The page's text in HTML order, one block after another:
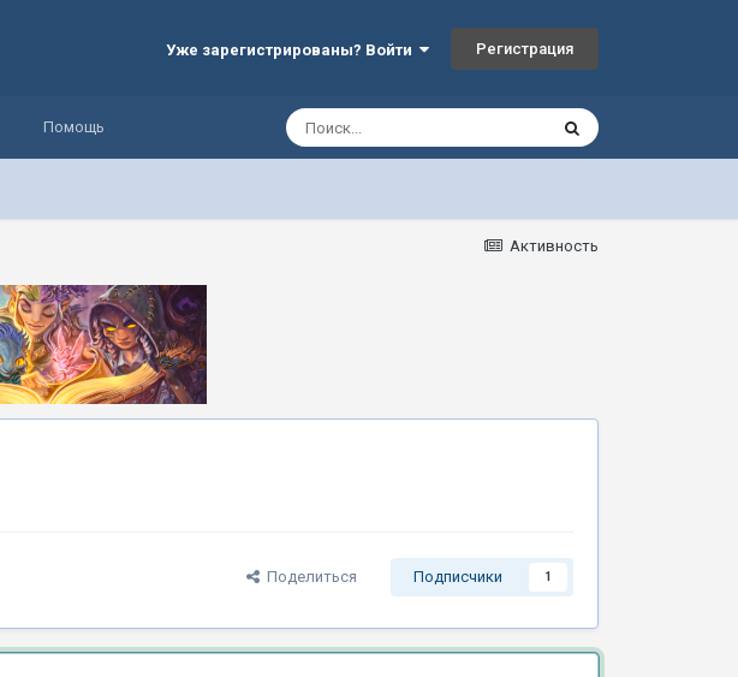
Уже зарегистрированы? Войти Регистрация
Помощь
Активность
Поделиться Подписчики 1